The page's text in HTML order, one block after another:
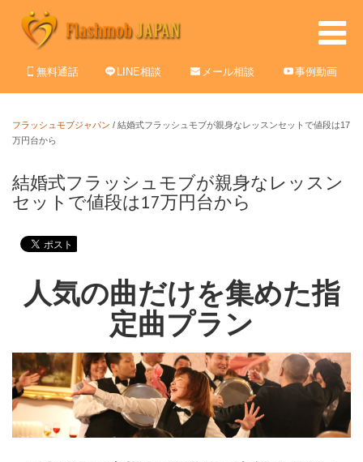
無料通話 LINE相談 メール相談 事例動画
フラッシュモブジャパン / 結婚式フラッシュモブが親身なレッスンセットで値段は17
万円台から
結婚式フラッシュモブが親身なレッスン
セットで値段は17万円台から
人気の曲だけを集めた指
定曲プラン